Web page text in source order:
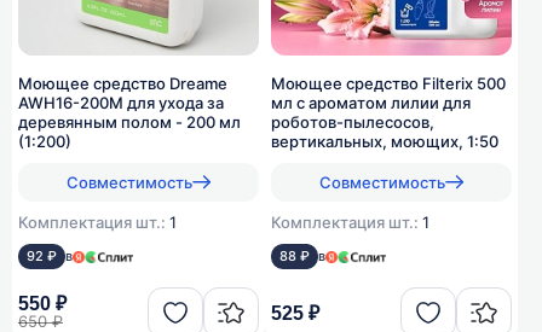
Моющее средство Dreame
AWH16-200M для ухода за
деревянным полом - 200 мл
(1:200)
Совместимость
Комплектация шт.: 1
92 ₽ в
550 ₽
650 ₽
Моющее средство Filterix 500
мл с ароматом лилии для
роботов-пылесосов,
вертикальных, моющих, 1:50
Совместимость
Комплектация шт.: 1
88 ₽ в
525 ₽